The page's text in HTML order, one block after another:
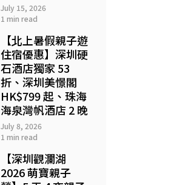
July 15, 2026
1 min read
【北上暑假親子遊
住宿優惠】深圳硬
石酒店獨家 53
折、深圳美憬閣
HK$799 起、珠海
海泉灣帆酒店 2 晚
July 8, 2026
1 min read
【深圳觀瀾湖
2026 萌寶親子